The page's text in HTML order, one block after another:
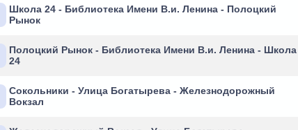
Школа 24 - Библиотека Имени В.и. Ленина - Полоцкий
Рынок
Полоцкий Рынок - Библиотека Имени В.и. Ленина - Школа
24
Сокольники - Улица Богатырева - Железнодорожный
Вокзал